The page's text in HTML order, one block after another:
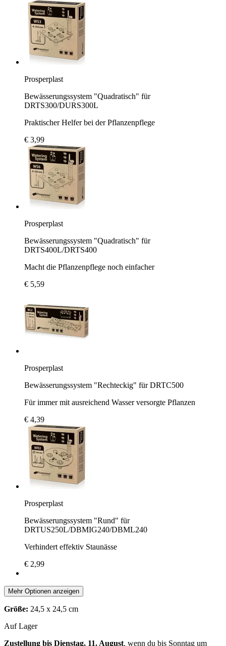
Prosperplast
Bewässerungssystem "Quadratisch" für
DRTS300/DURS300L
Praktischer Helfer bei der Pflanzenpflege
€ 3,99
Prosperplast
Bewässerungssystem "Quadratisch" für
DRTS400L/DRTS400
Macht die Pflanzenpflege noch einfacher
€ 5,59
Prosperplast
Bewässerungssystem "Rechteckig" für DRTC500
Für immer mit ausreichend Wasser versorgte Pflanzen
€ 4,39
Prosperplast
Bewässerungssystem "Rund" für
DRTUS250L/DBMIG240/DBML240
Verhindert effektiv Staunässe
€ 2,99
Mehr Optionen anzeigen
Größe: 24,5 x 24,5 cm
Auf Lager
Zustellung bis Dienstag, 11. August, wenn du bis Sonntag um